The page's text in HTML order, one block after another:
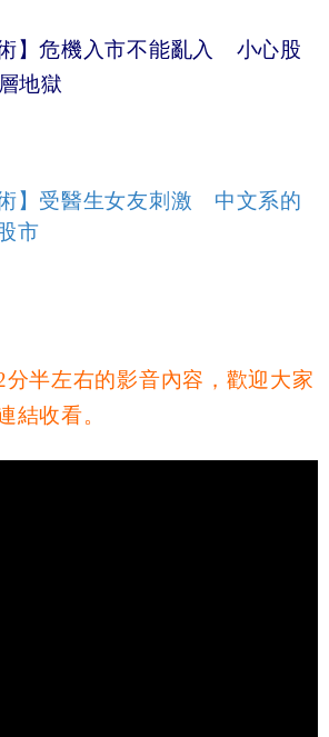
術】危機入市不能亂入 小心股
層地獄
術】受醫生女友刺激 中文系的
市
半左右的影音內容，歡迎大家
結收看。